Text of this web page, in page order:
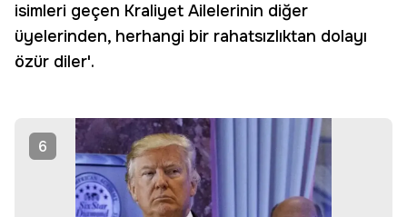
isimleri geçen Kraliyet Ailelerinin diğer
üyelerinden, herhangi bir rahatsızlıktan dolayı
özür diler'.
6